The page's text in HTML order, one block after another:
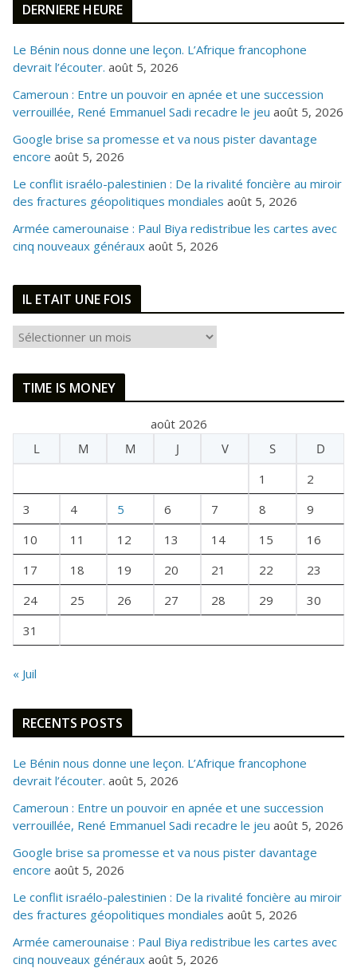
DERNIERE HEURE
Le Bénin nous donne une leçon. L’Afrique francophone
devrait l’écouter. août 5, 2026
Cameroun : Entre un pouvoir en apnée et une succession
verrouillée, René Emmanuel Sadi recadre le jeu août 5, 2026
Google brise sa promesse et va nous pister davantage
encore août 5, 2026
Le conflit israélo-palestinien : De la rivalité foncière au miroir
des fractures géopolitiques mondiales août 5, 2026
Armée camerounaise : Paul Biya redistribue les cartes avec
cinq nouveaux généraux août 5, 2026
IL ETAIT UNE FOIS
E
I
U
F
S
TIME IS MONEY
août 2026
L
M M J V S
D
1
2
3
4 5 6 7 8
9
10
11 12 13 14 15
16
17
18 19 20 21 22
23
24
25 26 27 28 29
30
31
« Juil
RECENTS POSTS
Le Bénin nous donne une leçon. L’Afrique francophone
devrait l’écouter. août 5, 2026
Cameroun : Entre un pouvoir en apnée et une succession
verrouillée, René Emmanuel Sadi recadre le jeu août 5, 2026
Google brise sa promesse et va nous pister davantage
encore août 5, 2026
Le conflit israélo-palestinien : De la rivalité foncière au miroir
des fractures géopolitiques mondiales août 5, 2026
Armée camerounaise : Paul Biya redistribue les cartes avec
cinq nouveaux généraux août 5, 2026